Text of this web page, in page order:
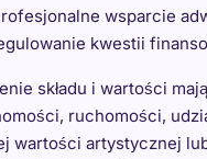
wsparcie
kwestii
składu i wartości
ruchomości,
wartości artystycznej